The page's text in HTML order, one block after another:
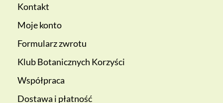
Kontakt
Moje konto
Formularz zwrotu
Klub Botanicznych Korzyści
Współpraca
Dostawa i płatność